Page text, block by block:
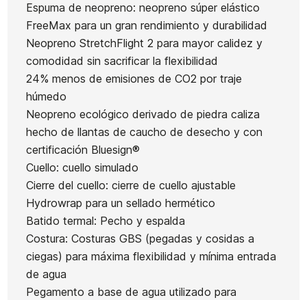
Espuma de neopreno: neopreno súper elástico
FreeMax para un gran rendimiento y durabilidad
Neopreno StretchFlight 2 para mayor calidez y
comodidad sin sacrificar la flexibilidad
24% menos de emisiones de CO2 por traje
húmedo
Neopreno ecológico derivado de piedra caliza
hecho de llantas de caucho de desecho y con
certificación Bluesign®
Cuello: cuello simulado
Cierre del cuello: cierre de cuello ajustable
Hydrowrap para un sellado hermético
Batido termal: Pecho y espalda
Costura: Costuras GBS (pegadas y cosidas a
ciegas) para máxima flexibilidad y mínima entrada
de agua
Pegamento a base de agua utilizado para
Ean13 21079334
Niña Roxy
Swell
Series FZ
4/3 mm
Roxy
Prologue
Bz 4/3
Niñas
Roxy
Swell FZ
4/3
Neopreno Niño
200,00 € 200,00 € 200,00 € 200,00 € -25%
No hay características para comparar